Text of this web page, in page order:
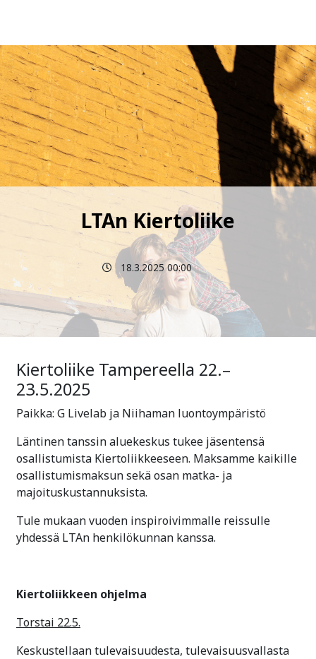
LTAn Kiertoliike
18.3.2025 00:00
Kiertoliike Tampereella 22.–
23.5.2025
Paikka: G Livelab ja Niihaman luontoympäristö
Läntinen tanssin aluekeskus tukee jäsentensä
osallistumista Kiertoliikkeeseen. Maksamme kaikille
osallistumismaksun sekä osan matka- ja
majoituskustannuksista.
Tule mukaan vuoden inspiroivimmalle reissulle
yhdessä LTAn henkilökunnan kanssa.
Kiertoliikkeen ohjelma
Torstai 22.5.
Keskustellaan tulevaisuudesta, tulevaisuusvallasta